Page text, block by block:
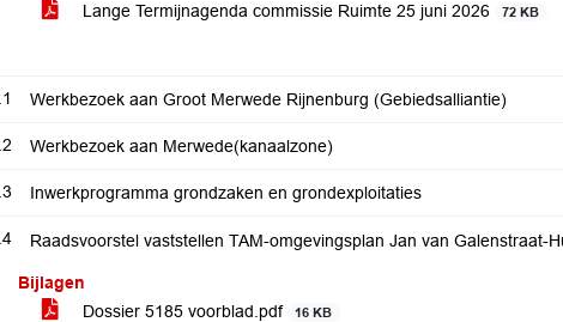
Lange Termijnagenda commissie Ruimte 25 juni 2026 72 KB
Werkbezoek aan Groot Merwede Rijnenburg (Gebiedsalliantie)
Werkbezoek aan Merwede(kanaalzone)
Inwerkprogramma grondzaken en grondexploitaties
Raadsvoorstel vaststellen TAM-omgevingsplan Jan van Galenstraat-
Bijlagen
Dossier 5185 voorblad.pdf
16 KB